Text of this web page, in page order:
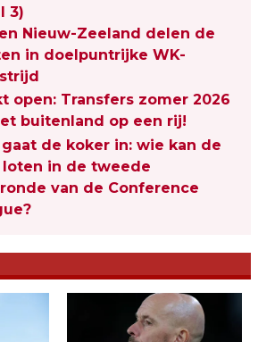
3)
Nieuw-Zeeland delen de
in doelpuntrijke WK-
open: Transfers zomer 2026
buitenland op een rij!
gaat de koker in: wie kan de
loten in de tweede
van de Conference